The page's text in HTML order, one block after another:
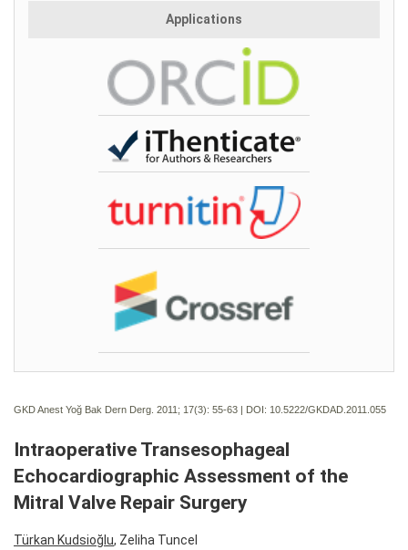
Applications
GKD Anest Yoğ Bak Dern Derg. 2011; 17(3): 55-63 | DOI: 10.5222/GKDAD.2011.055
Intraoperative Transesophageal
Echocardiographic Assessment of the
Mitral Valve Repair Surgery
Türkan Kudsioğlu, Zeliha Tuncel